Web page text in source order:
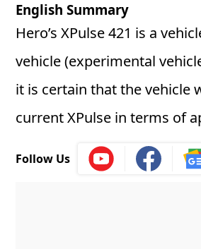
English Summary
Hero’s XPulse 421 is a
vehicle (experimental
it is certain that the vehicle
current XPulse in terms of
Follow Us